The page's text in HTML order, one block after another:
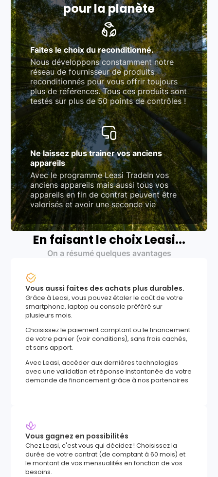
pour la planète
Faites le choix du reconditionné.
Nous développons constamment notre
réseau de fournisseur de produits
reconditionnés pour vous offrir toujours
plus de références. Tous ces produits sont
testés sur plus de 50 points de contrôles !
Ne laissez plus trainer vos anciens
appareils
Avec le programme Leasi TradeIn vos
anciens appareils mais aussi tous vos
appareils en fin de contrat peuvent être
valorisés et avoir une seconde vie
En faisant le choix Leasi...
On a résumé quelques avantages
Vous aussi faites des achats plus durables.
Grâce à Leasi, vous pouvez étaler le coût de votre
smartphone, laptop ou console préféré sur
plusieurs mois.
Choisissez le paiement comptant ou le financement
de votre panier (voir conditions), sans frais cachés,
et sans apport.
Avec Leasi, accéder aux dernières technologies
avec une validation et réponse instantanée de votre
demande de financement grâce à nos partenaires
Vous gagnez en possibilités
Chez Leasi, c'est vous qui décidez ! Choisissez la
durée de votre contrat (de comptant à 60 mois) et
le montant de vos mensualités en fonction de vos
besoins.